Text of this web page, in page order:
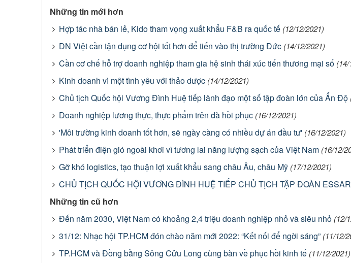
Những tin mới hơn
Hợp tác nhà bán lẻ, Kido tham vọng xuất khẩu F&B ra quốc tế (12/12/2021)
DN Việt cần tận dụng cơ hội tốt hơn để tiến vào thị trường Đức (14/12/2021)
Cần cơ chế hỗ trợ doanh nghiệp tham gia hệ sinh thái xúc tiến thương mại số
Kinh doanh vì một tình yêu với thảo dược (14/12/2021)
Chủ tịch Quốc hội Vương Đình Huệ tiếp lãnh đạo một số tập đoàn lớn của Ấn Độ
Doanh nghiệp lương thực, thực phẩm trên đà hồi phục (16/12/2021)
'Môi trường kinh doanh tốt hơn, sẽ ngày càng có nhiều dự án đầu tư' (16/12/2021)
Phát triển điện gió ngoài khơi vì tương lai năng lượng sạch của Việt Nam (16/12/
Gỡ khó logistics, tạo thuận lợi xuất khẩu sang châu Âu, châu Mỹ (17/12/2021)
CHỦ TỊCH QUỐC HỘI VƯƠNG ĐÌNH HUỆ TIẾP CHỦ TỊCH TẬP ĐOÀN ESSAR
Những tin cũ hơn
Đến năm 2030, Việt Nam có khoảng 2,4 triệu doanh nghiệp nhỏ và siêu nhỏ (12/
31/12: Nhạc hội TP.HCM đón chào năm mới 2022: “Kết nối để ngời sáng” (11/12/
TP.HCM và Đồng bằng Sông Cửu Long cùng bàn về phục hồi kinh tế (11/12/2021)